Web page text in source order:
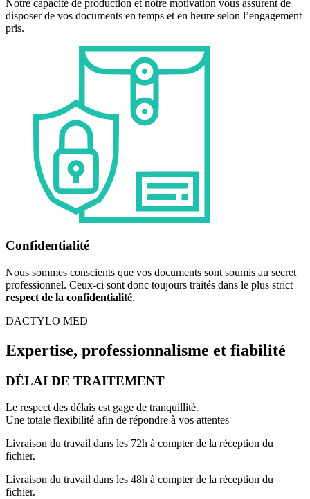
Notre capacité de production et notre motivation vous assurent de
disposer de vos documents en temps et en heure selon l’engagement
pris.
Confidentialité
Nous sommes conscients que vos documents sont soumis au secret
professionnel. Ceux-ci sont donc toujours traités dans le plus strict
respect de la confidentialité.
DACTYLO MED
Expertise, professionnalisme et fiabilité
DÉLAI DE TRAITEMENT
Le respect des délais est gage de tranquillité.
Une totale flexibilité afin de répondre à vos attentes
Livraison du travail dans les 72h à compter de la réception du
fichier.
Livraison du travail dans les 48h à compter de la réception du
fichier.